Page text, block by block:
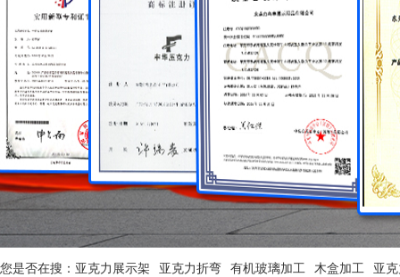
您是否在搜： 亚克力展示架 亚克力折弯 有机玻璃加工 木盒加工 亚